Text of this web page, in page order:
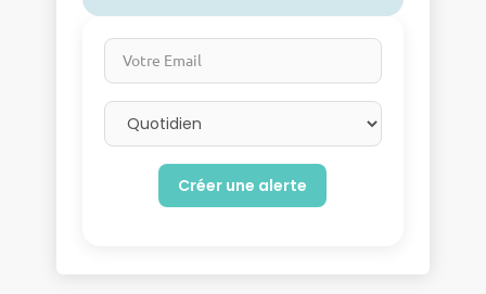
Votre Email
Email frequency